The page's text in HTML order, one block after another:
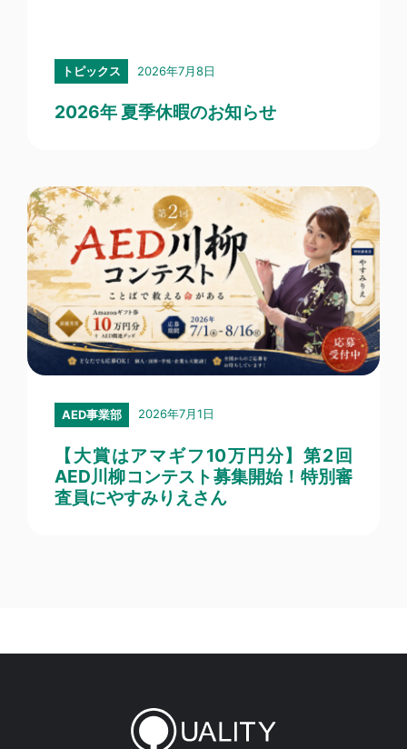
トピックス 2026年7月8日
2026年 夏季休暇のお知らせ
AED事業部 2026年7月1日
【大賞はアマギフ10万円分】第2回
AED川柳コンテスト募集開始！特別審
査員にやすみりえさん